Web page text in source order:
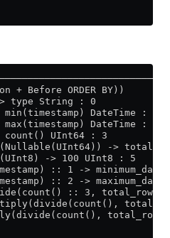
+ Before
:: 0 -> type String :
-> min(timestamp)
-> max(timestamp)
-> count() UInt64 :
Const(UInt8) -> 100
:: 1 ->
:: 2 ->
:: 3,
1 5